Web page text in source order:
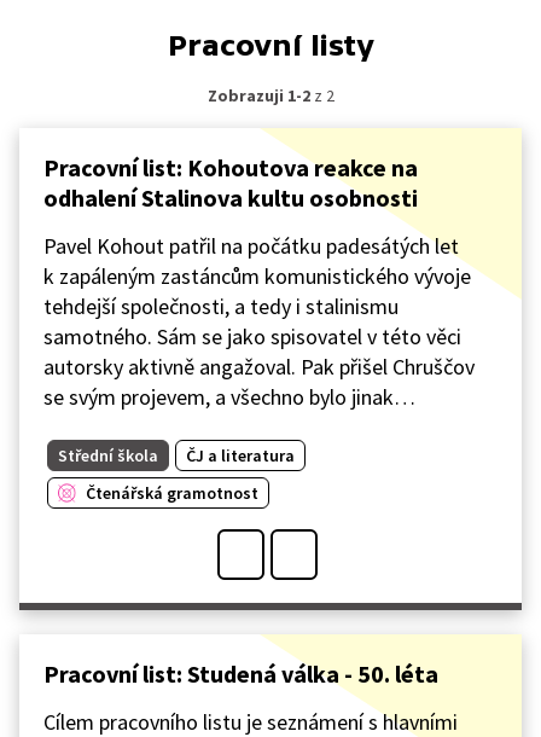
Pracovní listy
Zobrazuji 1-2z 2
Pracovní list: Kohoutova reakce na
odhalení Stalinova kultu osobnosti
Pavel Kohout patřil na počátku padesátých let
k zapáleným zastáncům komunistického vývoje
tehdejší společnosti, a tedy i stalinismu
samotného. Sám se jako spisovatel v této věci
autorsky aktivně angažoval. Pak přišel Chruščov
se svým projevem, a všechno bylo jinak…
Střední škola
ČJ a literatura
Čtenářská gramotnost
Pracovní list: Studená válka - 50. léta
Cílem pracovního listu je seznámení s hlavními